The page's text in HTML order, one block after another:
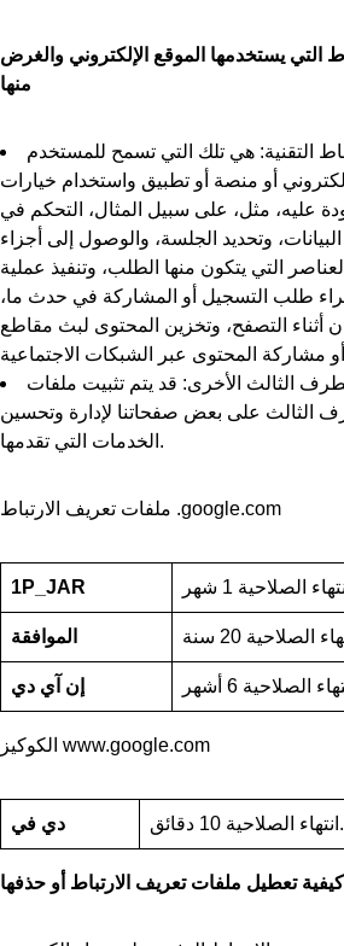
التي يستخدمها الموقع الإلكتروني والغرض
منها
التقنية: هي تلك التي تسمح للمستخدم
أو منصة أو تطبيق واستخدام خيارات
عليه، مثل، على سبيل المثال، التحكم في
وتحديد الجلسة، والوصول إلى أجزاء
التي يتكون منها الطلب، وتنفيذ عملية
طلب التسجيل أو المشاركة في حدث ما،
أثناء التصفح، وتخزين المحتوى لبث مقاطع
الثالث الأخرى: قد يتم تثبيت ملفات
الثالث على بعض صفحاتنا لإدارة وتحسين
الخدمات التي تقدمها.
ملفات تعريف الارتباط .google.com
1P_JAR
الموافقة
إن آي دي
الكوكيز www.google.com
دي في انتهاء الصلاحية 10 دقائق.
كيفية تعطيل ملفات تعريف الارتباط أو حذفها